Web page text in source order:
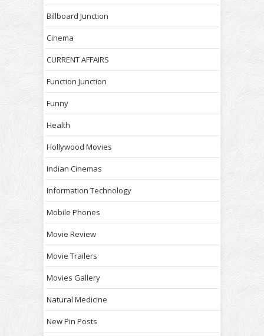
Billboard Junction
Cinema
CURRENT AFFAIRS
Function Junction
Funny
Health
Hollywood Movies
Indian Cinemas
Information Technology
Mobile Phones
Movie Review
Movie Trailers
Movies Gallery
Natural Medicine
New Pin Posts